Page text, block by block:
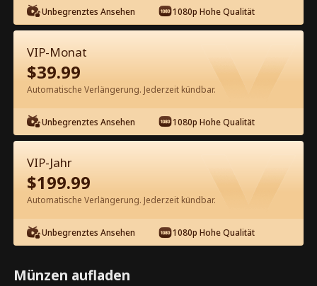
Kostenlos in der App ansehen
Episode 54 - Der Verborgene
Großkopferte Kompletter Film
1-50 51-100 101-112
54 55 57 58
Unbegrenztes Ansehen 1080p Hohe Qualität
VIP-Monat
$39.99
Automatische Verlängerung. Jederzeit kündbar.
Unbegrenztes Ansehen 1080p Hohe Qualität
VIP-Jahr
$199.99
Automatische Verlängerung. Jederzeit kündbar.
Unbegrenztes Ansehen 1080p Hohe Qualität
Münzen aufladen